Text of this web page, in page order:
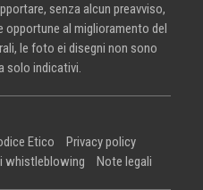
senza alcun preavviso,
al miglioramento del
le foto ei disegni non sono
solo indicativi.
Etico
Privacy policy
whistleblowing Note legali